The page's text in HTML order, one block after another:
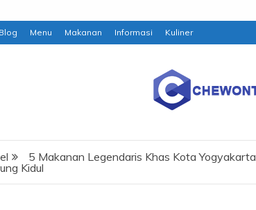
Blog Menu Makanan Informasi Kuliner
5 Makanan Legendaris Khas Kota Yogyakarta
Kidul